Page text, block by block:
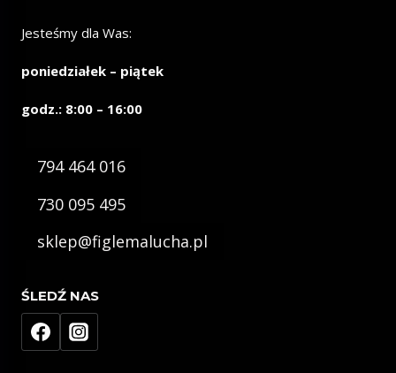
Jesteśmy dla Was:
poniedziałek – piątek
godz.: 8:00 – 16:00
794 464 016
730 095 495
sklep@figlemalucha.pl
ŚLEDŹ NAS